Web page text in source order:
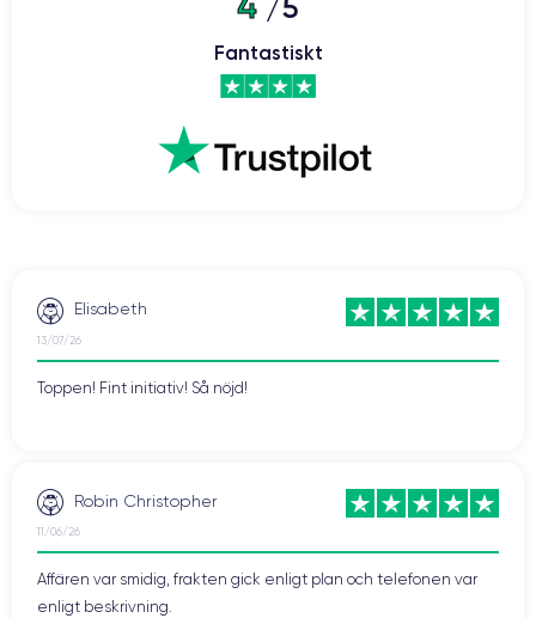
Fantastiskt
Elisabeth
13/07/26
Toppen! Fint initiativ! Så nöjd!
Robin Christopher
11/06/26
Affären var smidig, frakten gick enligt plan och telefonen var
enligt beskrivning.